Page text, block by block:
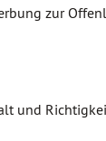
zur
und